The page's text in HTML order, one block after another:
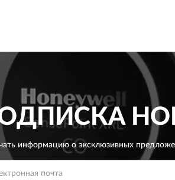
информацию о эксклюзивных